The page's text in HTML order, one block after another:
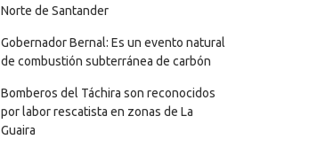
Norte de Santander
Gobernador Bernal: Es un evento natural
de combustión subterránea de carbón
Bomberos del Táchira son reconocidos
por labor rescatista en zonas de La
Guaira